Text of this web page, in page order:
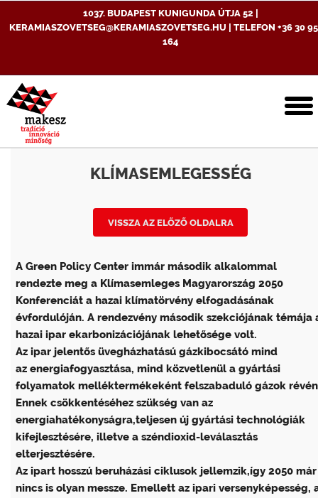
1037. BUDAPEST KUNIGUNDA ÚTJA 52 |
KERAMIASZOVETSEG@KERAMIASZOVETSEG.HU | TELEFON +36 30
164
KLÍMASEMLEGESSÉG
VISSZA AZ ELŐZŐ OLDALRA
A Green Policy Center immár második alkalommal
rendezte meg a Klímasemleges Magyarország 2050
Konferenciát a hazai klímatörvény elfogadásának
évfordulóján. A rendezvény második szekciójának témája
hazai ipar ekarbonizációjának lehetősége volt.
Az ipar jelentős üvegházhatású gázkibocsátó mind
az energiafogyasztása, mind közvetlenül a gyártási
folyamatok melléktermékeként felszabaduló gázok
Ennek csökkentéséhez szükség van az
energiahatékonyságra,teljesen új gyártási technológiák
kifejlesztésére, illetve a széndioxid-leválasztás
elterjesztésére.
Az ipart hosszú beruházási ciklusok jellemzik,így 2050 már
nincs is olyan messze. Emellett az ipari versenyképesség,